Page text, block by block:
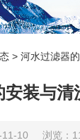
>河水过滤器
装与清
11-10 浏览：